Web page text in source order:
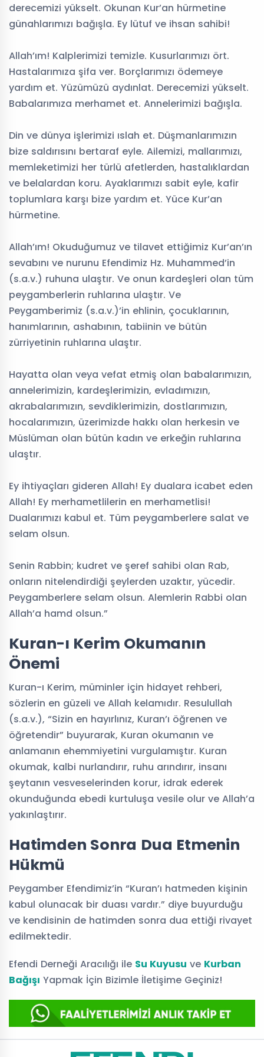
derecemizi yükselt. Okunan Kur’an hürmetine
günahlarımızı bağışla. Ey lütuf ve ihsan sahibi!
Allah’ım! Kalplerimizi temizle. Kusurlarımızı ört.
Hastalarımıza şifa ver. Borçlarımızı ödemeye
yardım et. Yüzümüzü aydınlat. Derecemizi yükselt.
Babalarımıza merhamet et. Annelerimizi bağışla.
Din ve dünya işlerimizi ıslah et. Düşmanlarımızın
bize saldırısını bertaraf eyle. Ailemizi, mallarımızı,
memleketimizi her türlü afetlerden, hastalıklardan
ve belalardan koru. Ayaklarımızı sabit eyle, kafir
toplumlara karşı bize yardım et. Yüce Kur’an
hürmetine.
Allah’ım! Okuduğumuz ve tilavet ettiğimiz Kur’an’ın
sevabını ve nurunu Efendimiz Hz. Muhammed’in
(s.a.v.) ruhuna ulaştır. Ve onun kardeşleri olan tüm
peygamberlerin ruhlarına ulaştır. Ve
Peygamberimiz (s.a.v.)’in ehlinin, çocuklarının,
hanımlarının, ashabının, tabiinin ve bütün
zürriyetinin ruhlarına ulaştır.
Hayatta olan veya vefat etmiş olan babalarımızın,
annelerimizin, kardeşlerimizin, evladımızın,
akrabalarımızın, sevdiklerimizin, dostlarımızın,
hocalarımızın, üzerimizde hakkı olan herkesin ve
Müslüman olan bütün kadın ve erkeğin ruhlarına
ulaştır.
Ey ihtiyaçları gideren Allah! Ey dualara icabet eden
Allah! Ey merhametlilerin en merhametlisi!
Dualarımızı kabul et. Tüm peygamberlere salat ve
selam olsun.
Senin Rabbin; kudret ve şeref sahibi olan Rab,
onların nitelendirdiği şeylerden uzaktır, yücedir.
Peygamberlere selam olsun. Alemlerin Rabbi olan
Allah’a hamd olsun.”
Kuran-ı Kerim Okumanın
Önemi
Kuran-ı Kerim, müminler için hidayet rehberi,
sözlerin en güzeli ve Allah kelamıdır. Resulullah
(s.a.v.), “Sizin en hayırlınız, Kuran’ı öğrenen ve
öğretendir” buyurarak, Kuran okumanın ve
anlamanın ehemmiyetini vurgulamıştır. Kuran
okumak, kalbi nurlandırır, ruhu arındırır, insanı
şeytanın vesveselerinden korur, idrak ederek
okunduğunda ebedi kurtuluşa vesile olur ve Allah’a
yakınlaştırır.
Hatimden Sonra Dua Etmenin
Hükmü
Peygamber Efendimiz’in “Kuran’ı hatmeden kişinin
kabul olunacak bir duası vardır.” diye buyurduğu
ve kendisinin de hatimden sonra dua ettiği rivayet
edilmektedir.
Efendi Derneği Aracılığı ile Su Kuyusu ve Kurban
Bağışı Yapmak İçin Bizimle İletişime Geçiniz!